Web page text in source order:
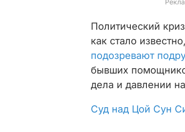
Политический
как стало
подозревают
бывших
дела и давлении
Суд над Цой Сун